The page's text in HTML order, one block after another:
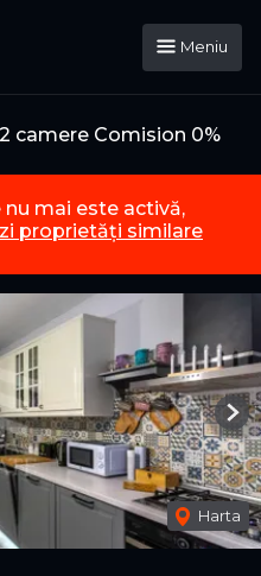
Meniu
camere Comision 0%
mai este activă,
proprietăți similare
Harta